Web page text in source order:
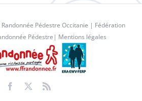
Pédestre Occitanie | Fédération
Pédestre | Mentions légales
Facebook